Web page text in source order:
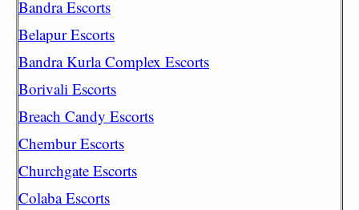
Bandra Escorts
Belapur Escorts
Bandra Kurla Complex Escorts
Borivali Escorts
Breach Candy Escorts
Chembur Escorts
Churchgate Escorts
Colaba Escorts